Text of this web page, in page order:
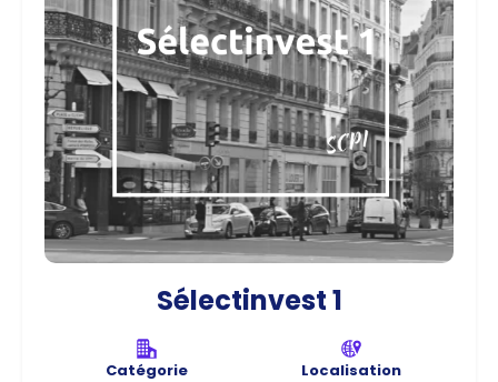
Sélectinvest 1
Catégorie Localisation